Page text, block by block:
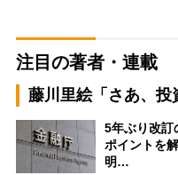
注目の著者・連載
藤川里絵「さあ、投
5年ぶり改訂
ポイントを
明…